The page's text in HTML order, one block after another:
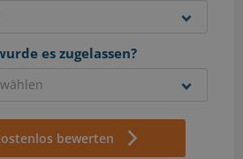
es zugelassen?
bewerten